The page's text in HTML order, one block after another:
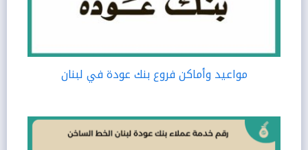
مواعيد وأماكن فروع بنك عودة في لبنان